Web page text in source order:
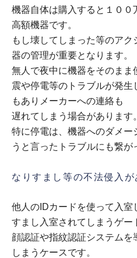
機器自体は購入すると１００
高額機器です。
もし壊してしまった等のア
器の管理が重要となります。
無人で夜中に機器をそのま
震や停電等のトラブルが発
もありメーカーへの連絡も
遅れてしまう場合があります。
特に停電は、機器へのダメー
うと言ったトラブルにも繋が
なりすまし等の不法侵入が
他人のIDカードを使って入室
すまし入室されてしまうゲー
顔認証や指紋認証システムを
しまうケースです。